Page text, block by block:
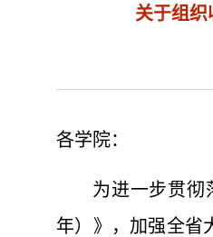
关于组
各学院：
为进一步贯彻
年）》，加强全省